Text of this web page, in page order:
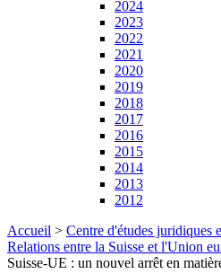
2024
2023
2022
2021
2020
2019
2018
2017
2016
2015
2014
2013
2012
Accueil > Centre d'études juridiques
Relations entre la Suisse et l'Union
Suisse-UE : un nouvel arrêt en